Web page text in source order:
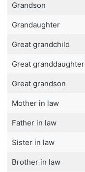
Grandson
Grandaughter
Great grandchild
Great granddaughter
Great grandson
Mother in law
Father in law
Sister in law
Brother in law